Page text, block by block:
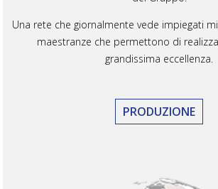
Una rete che giornalmente vede impiegati
maestranze che permettono di
grandissima eccellenza.
PRODUZIONE